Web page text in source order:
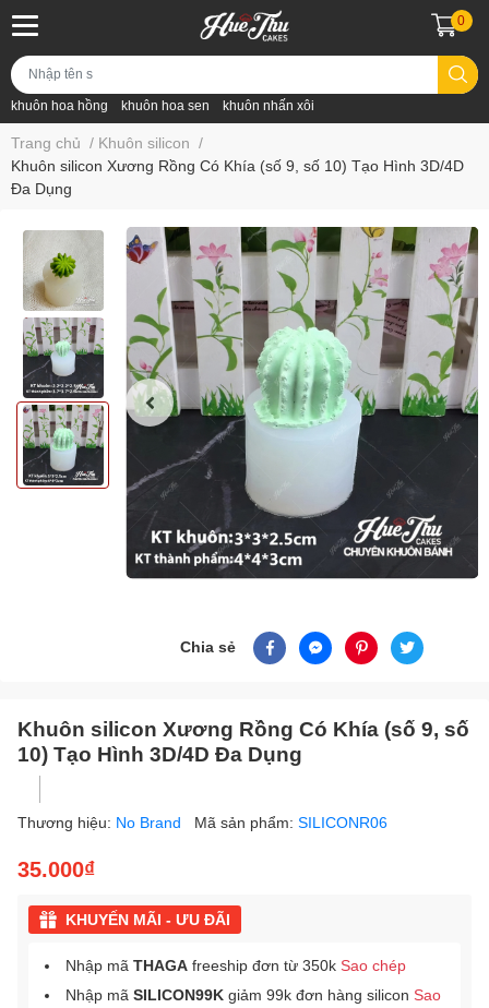
khuôn hoa hồng khuôn hoa sen khuôn nhấn xôi
0
Trang chủ / Khuôn silicon /
Khuôn silicon Xương Rồng Có Khía (số 9, số 10) Tạo Hình 3D/4D
Đa Dụng
Chia sẻ
Khuôn silicon Xương Rồng Có Khía (số 9, số
10) Tạo Hình 3D/4D Đa Dụng
Thương hiệu: No Brand Mã sản phẩm: SILICONR06
35.000₫
KHUYẾN MÃI - ƯU ĐÃI
Nhập mã THAGA freeship đơn từ 350k Sao chép
Nhập mã SILICON99K giảm 99k đơn hàng silicon Sao